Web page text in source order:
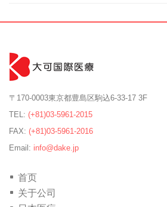
〒170-0003東京都豊島区駒込6-33-17 3F
TEL: (+81)03-5961-2015
FAX: (+81)03-5961-2016
Email: info@dake.jp
首页
关于公司